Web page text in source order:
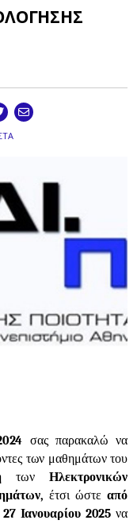
σας παρακαλώ να
των μαθημάτων του
των Ηλεκτρονικών
έτσι ώστεαπό
27 Ιανουαρίου 2025να